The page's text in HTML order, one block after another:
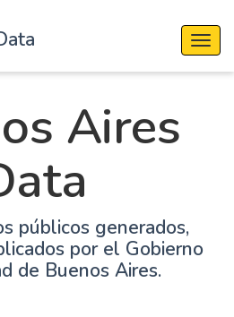
Aires
públicos generados,
por el Gobierno
de Buenos Aires.